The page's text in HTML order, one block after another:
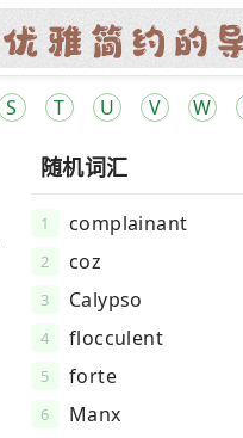
S T U V W
随机词汇
1 complainant
2 coz
3 Calypso
4 flocculent
5 forte
6 Manx